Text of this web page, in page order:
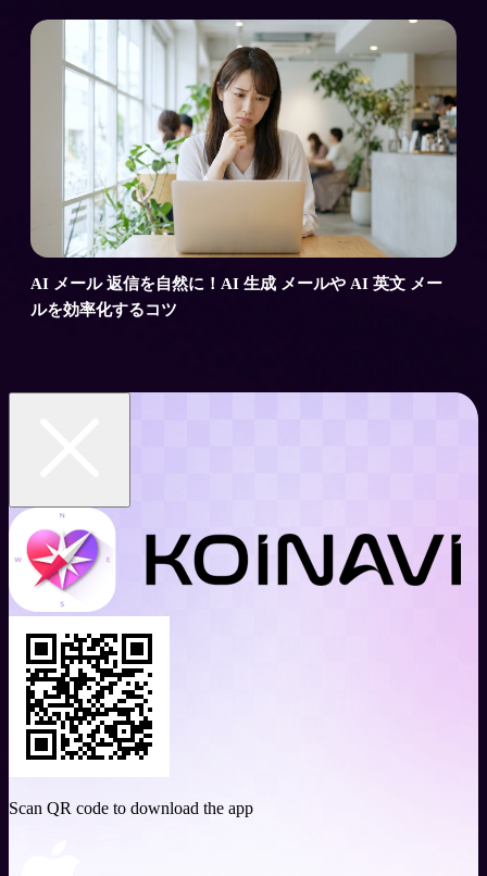
AI メール 返信を自然に！AI 生成 メールや AI 英文 メー
ルを効率化するコツ
Scan QR code to download the app